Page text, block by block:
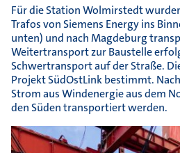
Für die Station Wolmirstedt
Trafos von Siemens Energy ins
unten) und nach Magdeburg
Weitertransport zur Baustelle
Schwertransport auf der Straße.
Projekt SüdOstLink bestimmt.
Strom aus Windenergie aus dem
den Süden transportiert werden.